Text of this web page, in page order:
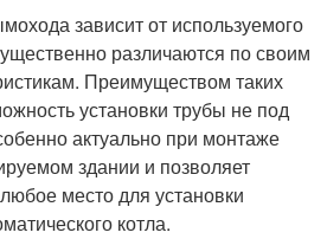
зависит от используемого
различаются по своим
Преимуществом таких
установки трубы не под
актуально при монтаже
здании и позволяет
место для установки
котла.